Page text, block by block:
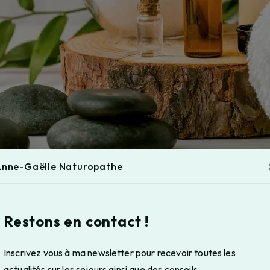
Gaëlle Naturopathe
Restons en contact !
Inscrivez vous à ma newsletter pour recevoir toutes les